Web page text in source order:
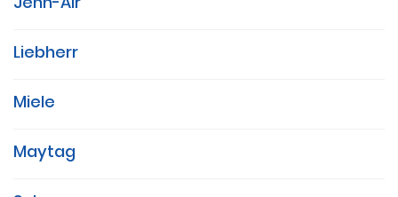
Liebherr
Miele
Maytag